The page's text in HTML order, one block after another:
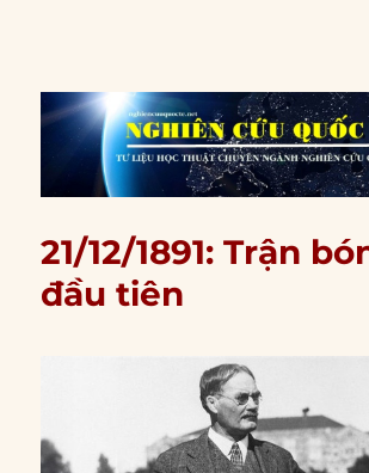
21/12/1891: Trận
đầu tiên